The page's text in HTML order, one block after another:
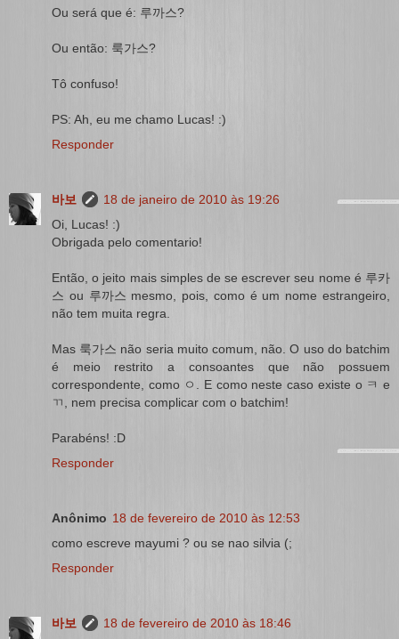
Ou será que é: 루까스?
Ou então: 룩가스?
Tô confuso!
PS: Ah, eu me chamo Lucas! :)
Responder
바보
18 de janeiro de 2010 às 19:26
Oi, Lucas! :)
Obrigada pelo comentario!
Então, o jeito mais simples de se escrever seu nome é 루카
스 ou 루까스 mesmo, pois, como é um nome estrangeiro,
não tem muita regra.
Mas 룩가스 não seria muito comum, não. O uso do batchim
é meio restrito a consoantes que não possuem
correspondente, como ㅇ. E como neste caso existe o ㅋ e
ㄲ, nem precisa complicar com o batchim!
Parabéns! :D
Responder
Anônimo 18 de fevereiro de 2010 às 12:53
como escreve mayumi ? ou se nao silvia (;
Responder
바보
18 de fevereiro de 2010 às 18:46